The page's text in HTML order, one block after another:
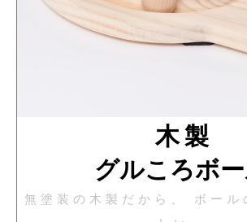
木 製
グルころボ
無塗装の木製だから、 ボール